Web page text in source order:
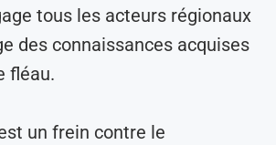
tous les acteurs régionaux
des connaissances acquises
fléau.
un frein contre le